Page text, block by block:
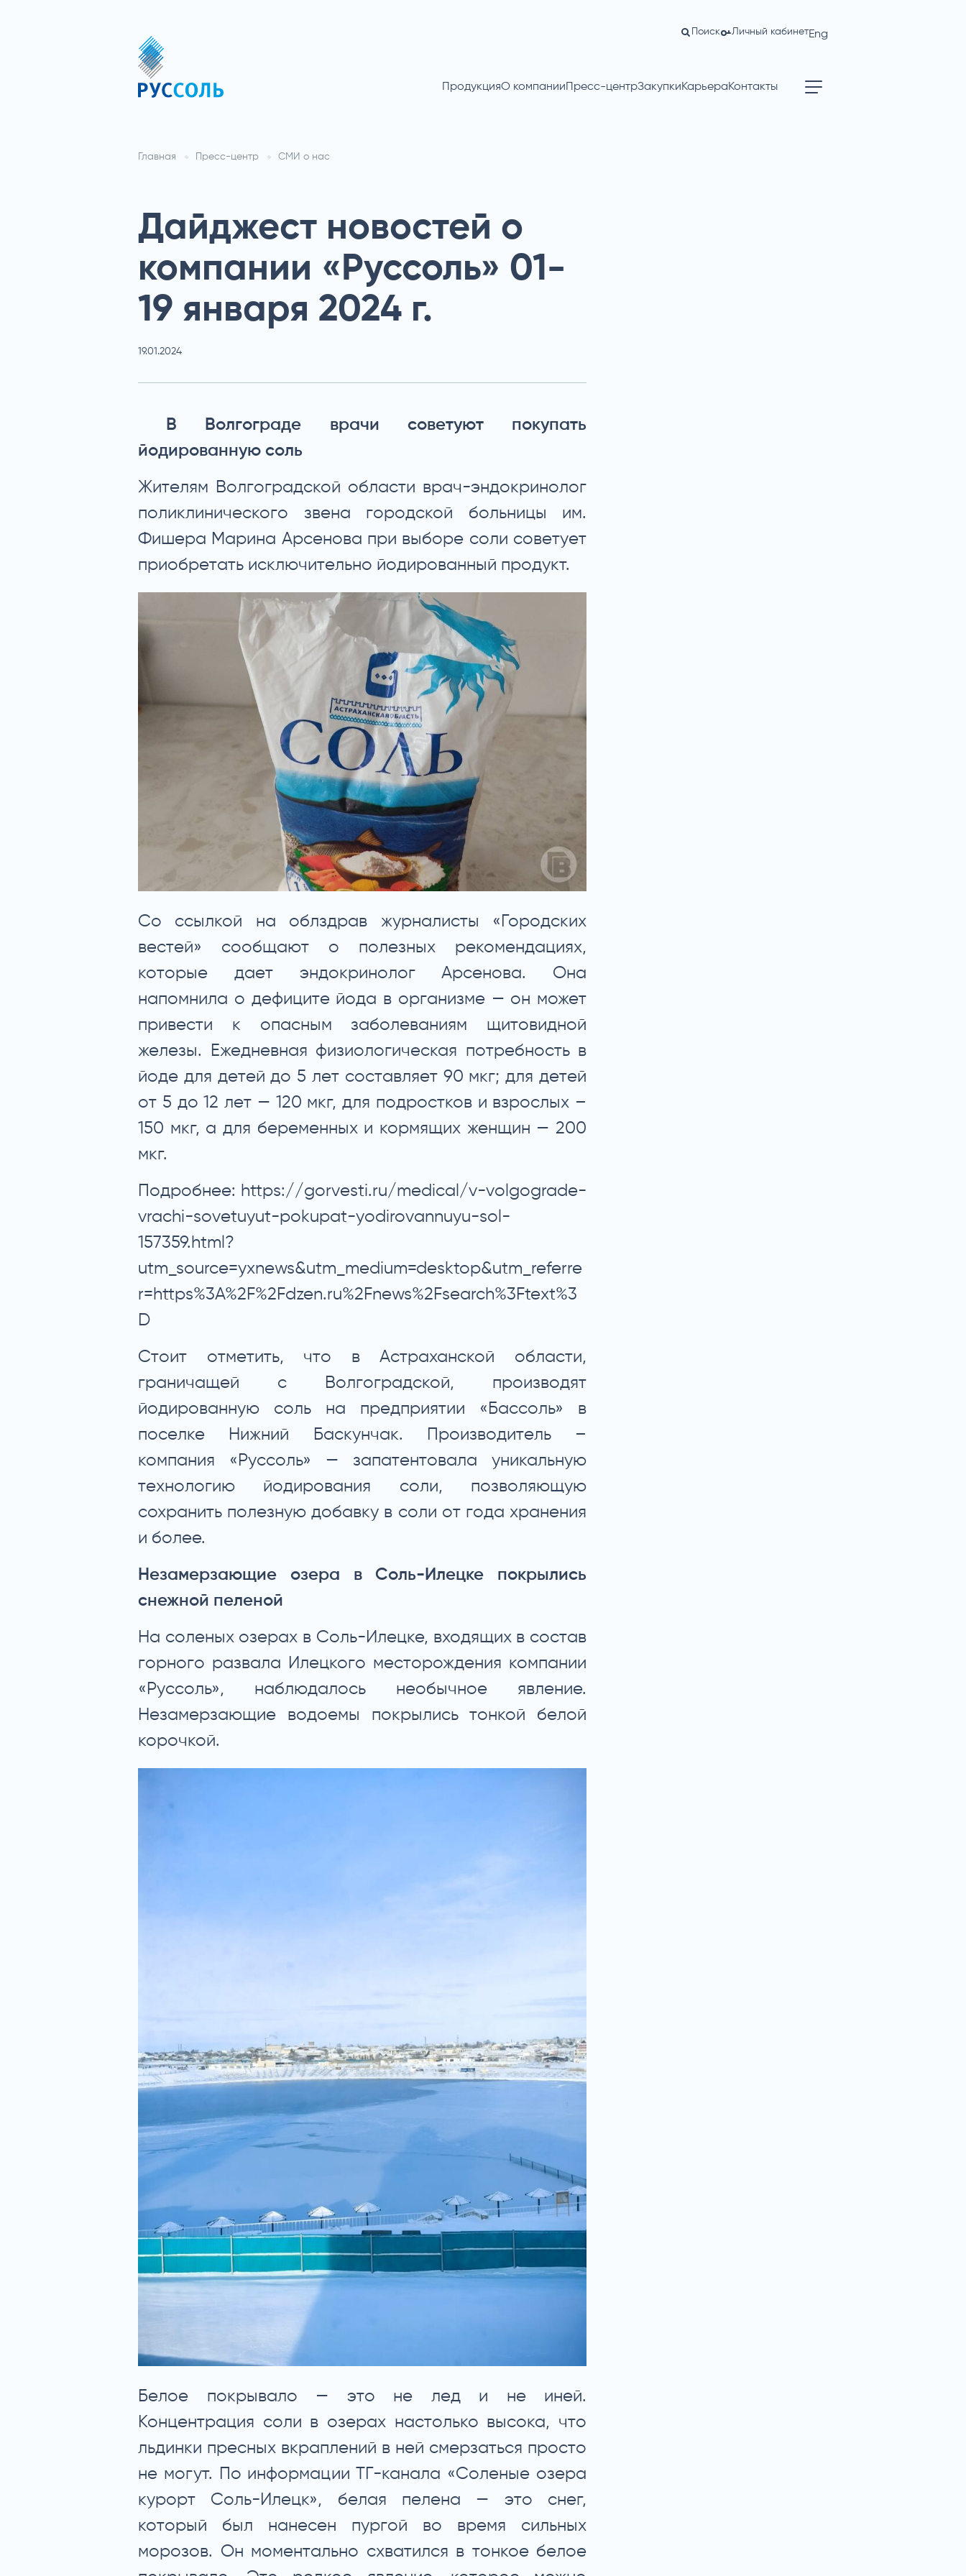
Поиск Личный кабинетEng
ПродукцияО компании Пресс-центрЗакупкиКарьераКонтакты
Главная Пресс-центр СМИ о нас
Дайджест новостей о
компании «Руссоль» 01-
19 января 2024 г.
19.01.2024
В Волгограде врачи советуют покупать
йодированную соль
Жителям Волгоградской области врач-эндокринолог
поликлинического звена городской больницы им.
Фишера Марина Арсенова при выборе соли советует
приобретать исключительно йодированный продукт.
Со ссылкой на облздрав журналисты «Городских
вестей» сообщают о полезных рекомендациях,
которые дает эндокринолог Арсенова. Она
напомнила о дефиците йода в организме — он может
привести к опасным заболеваниям щитовидной
железы. Ежедневная физиологическая потребность в
йоде для детей до 5 лет составляет 90 мкг; для детей
от 5 до 12 лет — 120 мкг, для подростков и взрослых –
150 мкг, а для беременных и кормящих женщин — 200
мкг.
Подробнее: https://gorvesti.ru/medical/v-volgograde-
vrachi-sovetuyut-pokupat-yodirovannuyu-sol-
157359.html?
utm_source=yxnews&utm_medium=desktop&utm_referre
r=https%3A%2F%2Fdzen.ru%2Fnews%2Fsearch%3Ftext%3
D
Стоит отметить, что в Астраханской области,
граничащей с Волгоградской, производят
йодированную соль на предприятии «Бассоль» в
поселке Нижний Баскунчак. Производитель –
компания «Руссоль» — запатентовала уникальную
технологию йодирования соли, позволяющую
сохранить полезную добавку в соли от года хранения
и более.
Незамерзающие озера в Соль-Илецке покрылись
снежной пеленой
На соленых озерах в Соль-Илецке, входящих в состав
горного развала Илецкого месторождения компании
«Руссоль», наблюдалось необычное явление.
Незамерзающие водоемы покрылись тонкой белой
корочкой.
Белое покрывало — это не лед и не иней.
Концентрация соли в озерах настолько высока, что
льдинки пресных вкраплений в ней смерзаться просто
не могут. По информации ТГ-канала «Соленые озера
курорт Соль-Илецк», белая пелена — это снег,
который был нанесен пургой во время сильных
морозов. Он моментально схватился в тонкое белое